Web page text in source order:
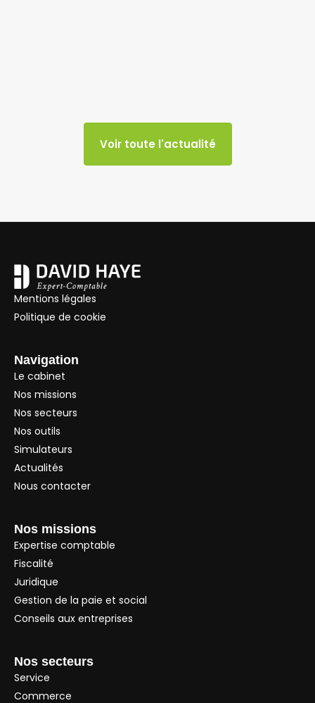
Voir toute l'actualité
Mentions légales
Politique de cookie
Navigation
Le cabinet
Nos missions
Nos secteurs
Nos outils
Simulateurs
Actualités
Nous contacter
Nos missions
Expertise comptable
Fiscalité
Juridique
Gestion de la paie et social
Conseils aux entreprises
Nos secteurs
Service
Commerce